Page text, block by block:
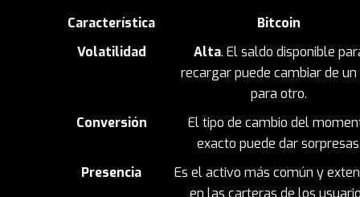
Característica
Bitcoin
Volatilidad
Alta. El saldo disponible
recargar puede cambiar de un
para otro.
Conversión
El tipo de cambio del
exacto puede dar
Presencia
Es el activo más común y
en las carteras de los